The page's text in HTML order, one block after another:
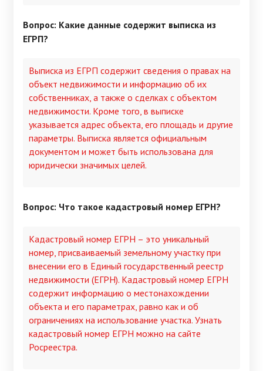
Вопрос: Какие данные содержит выписка из
ЕГРП?
Выписка из ЕГРП содержит сведения о правах на
объект недвижимости и информацию об их
собственниках, а также о сделках с объектом
недвижимости. Кроме того, в выписке
указывается адрес объекта, его площадь и другие
параметры. Выписка является официальным
документом и может быть использована для
юридически значимых целей.
Вопрос: Что такое кадастровый номер ЕГРН?
Кадастровый номер ЕГРН – это уникальный
номер, присваиваемый земельному участку при
внесении его в Единый государственный реестр
недвижимости (ЕГРН). Кадастровый номер ЕГРН
содержит информацию о местонахождении
объекта и его параметрах, равно как и об
ограничениях на использование участка. Узнать
кадастровый номер ЕГРН можно на сайте
Росреестра.